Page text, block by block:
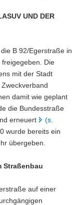
UND DER
B 92/Egerstraße in
Die
mit der Stadt
damit wie geplant
die Bundesstraße
erneuert
(s.
wurde bereits ein
übergeben.
Straßenbau
auf einer